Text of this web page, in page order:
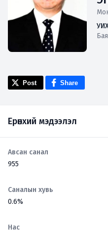
Post Share
Ерөнхий мэдээлэл
Авсан санал
955
Саналын хувь
0.6%
Нас